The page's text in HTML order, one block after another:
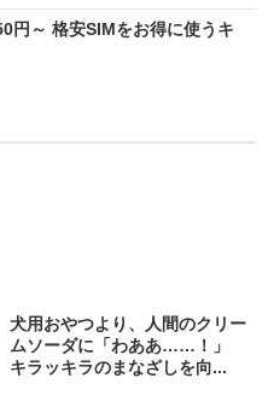
円～ 格安SIMをお得に使うキ
犬用おやつより、人間のクリー
ムソーダに「わああ……！」
キラッキラのまなざしを向...